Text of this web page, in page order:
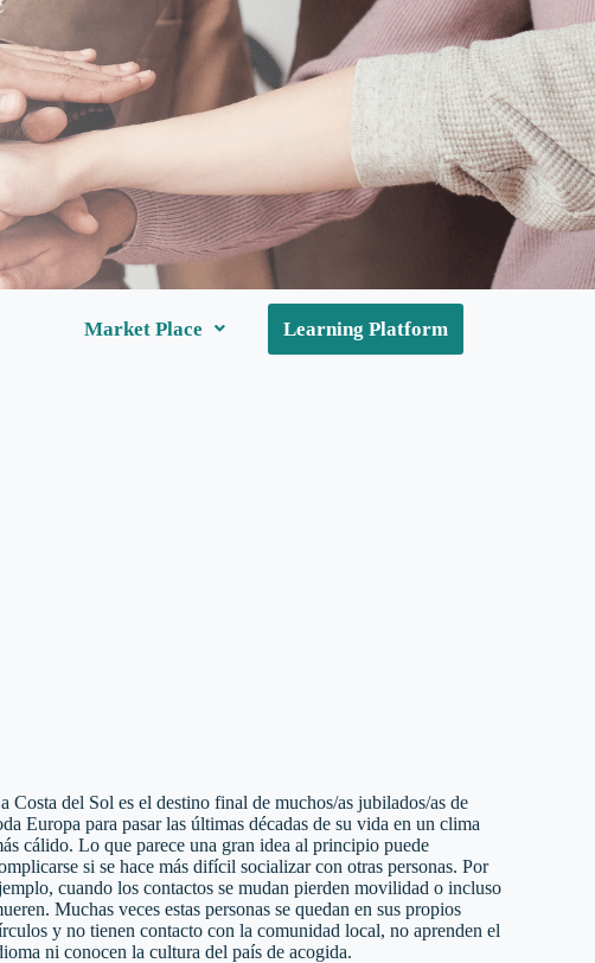
Market Place Learning Platform
Costa del Sol es el destino final de muchos/as jubilados/as de
Europa para pasar las últimas décadas de su vida en un clima
cálido. Lo que parece una gran idea al principio puede
si se hace más difícil socializar con otras personas. Por
cuando los contactos se mudan pierden movilidad o incluso
Muchas veces estas personas se quedan en sus propios
y no tienen contacto con la comunidad local, no aprenden el
ni conocen la cultura del país de acogida.